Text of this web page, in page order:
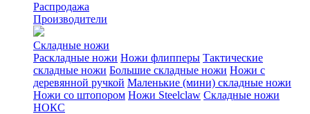
Распродажа
Производители
Складные ножи
Раскладные ножи Ножи флипперы Тактические
складные ножи Большие складные ножи Ножи с
деревянной ручкой Маленькие (мини) складные ножи
Ножи со штопором Ножи Steelclaw Складные ножи
НОКС